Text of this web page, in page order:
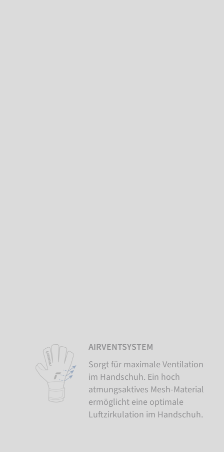
AIRVENTSYSTEM
Sorgt für maximale Ventilation
im Handschuh. Ein hoch
atmungsaktives Mesh-Material
ermöglicht eine optimale
Luftzirkulation im Handschuh.